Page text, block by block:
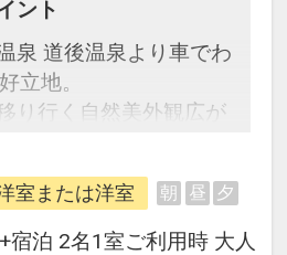
ント
泉 道後温泉より車でわ
立地。
り行く自然美外観広が
と温暖な施問うTでは
海の幸でおもてなしを
室または洋室 朝 昼 夕
+宿泊 2名1室ご利用時 大人